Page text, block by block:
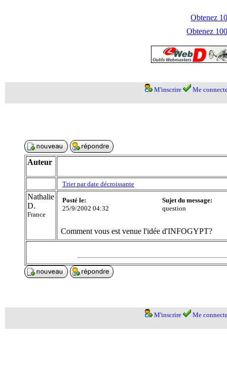
Obtenez
Obtenez
M'inscrire Me
Auteur
Trier par date décroissante
Nathalie
D.
France
Posté le:
25/9/2002 04:32
Sujet du message:
question
Comment vous est venue l'idée d'INFOGYPT?
M'inscrire Me